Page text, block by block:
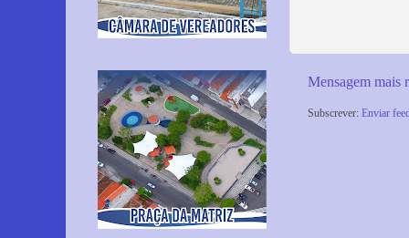
Mensagem mais
Subscrever: Enviar